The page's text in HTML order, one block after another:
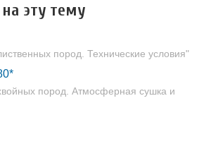
эту тему
пород. Технические условия"
пород. Атмосферная сушка и